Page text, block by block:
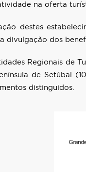
na oferta
destes
divulgação dos
Regionais de
de Setúbal
distinguidos.